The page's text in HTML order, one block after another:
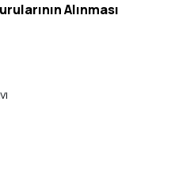
Alınması